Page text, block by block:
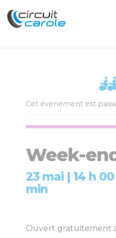
Cet évènement est
Week-
23 mai | 14 h
min
Ouvert gratuitement